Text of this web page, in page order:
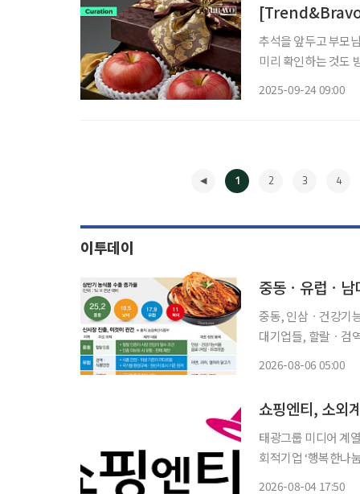
[Trend&Bravo]
추석을 앞두고 부모
미리 확인하는 것도
2025-09-24 09:00
1 2 3 4
이투데이
중동, 인삼ㆍ건강기
대기업들, 할랄ㆍ검역 기준
2026-08-06 05:00
쇼핑엔티, 소외
태광그룹 미디어 계
회적기업 ‘행복한나
2026-08-04 17:50